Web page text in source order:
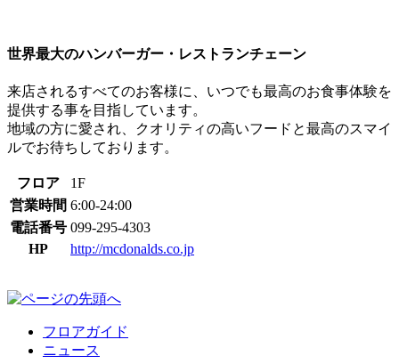
世界最大のハンバーガー・レストランチェーン
来店されるすべてのお客様に、いつでも最高のお食事体験を
提供する事を目指しています。
地域の方に愛され、クオリティの高いフードと最高のスマイ
ルでお待ちしております。
フロア
1F
営業時間 6:00-24:00
電話番号 099-295-4303
HP
http://mcdonalds.co.jp
フロアガイド
ニュース